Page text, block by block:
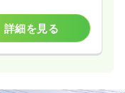
詳細を見る